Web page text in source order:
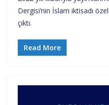
Dergisi’nin İslam iktisadı
çıktı.
Read More